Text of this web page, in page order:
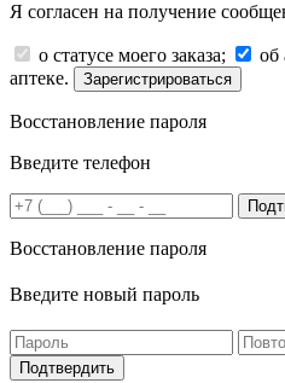
Я согласен на получение
о статусе моего заказа;
об
аптеке.
Зарегистрироваться
Восстановление пароля
Введите телефон
Восстановление пароля
Введите новый пароль